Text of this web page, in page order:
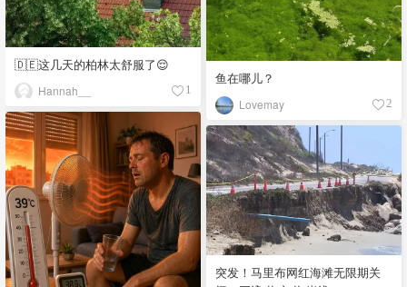
🇩🇪这几天的柏林太舒服了😌
Hannah__ 1
鱼在哪儿？
Lovemay 2
突发！马里布网红海滩无限期关